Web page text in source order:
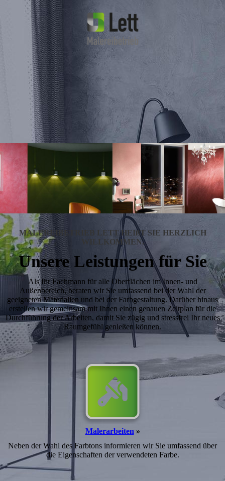
MALEREIBETRIEB LETT HEIßT SIE HERZLICH
WILLKOMMEN.
Unsere Leistungen für Sie
Als Ihr Fachmann für alle Oberflächen im Innen- und
Außenbereich, beraten wir Sie umfassend bei der Wahl der
geeigneten Materialien und bei der Farbgestaltung. Darüber hinaus
erstellen wir gemeinsam mit Ihnen einen genauen Zeitplan für die
Durch­füh­rung der Arbeiten, damit Sie zügig und stress­frei Ihr neues
Raumgefühl genie­ßen können.
Malerarbeiten »
Neben der Wahl des Farbtons informieren wir Sie umfassend über
die Eigenschaften der verwen­deten Farbe.